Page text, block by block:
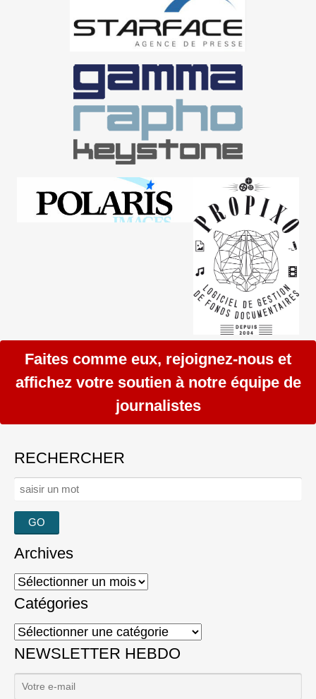
Faites comme eux, rejoignez-nous et
affichez votre soutien à notre équipe de
journalistes
RECHERCHER
Rechercher :
Archives
Archives
Catégories
Catégories
NEWSLETTER HEBDO